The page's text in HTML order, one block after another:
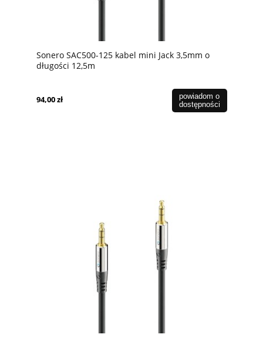
Sonero SAC500-125 kabel mini Jack 3,5mm o
długości 12,5m
94,00 zł
powiadom o
dostępności